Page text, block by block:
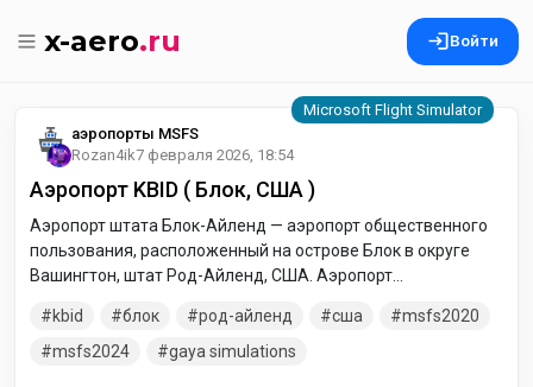
x-aero.ru Войти
аэропорты MSFS
Rozan4ik7 февраля 2026, 18:54
Аэропорт KBID ( Блок, США )
Аэропорт штата Блок-Айленд — аэропорт общественного
пользования, расположенный на острове Блок в округе
Вашингтон, штат Род-Айленд, США. Аэропорт
аэропорт авиации общего назначения, но есть также
регулярные рейсы до аэропорта штата Уэстерли.
kbid блок род-айленд сша
msfs2020
msfs2024
gaya simulations